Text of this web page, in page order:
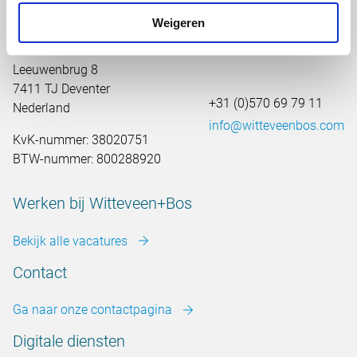
Weigeren
Hoofdkantoor Nederland
Leeuwenbrug 8
7411 TJ Deventer
Nederland
KvK-nummer: 38020751
BTW-nummer: 800288920
+31 (0)570 69 79 11
info@witteveenbos.com
Werken bij Witteveen+Bos
Bekijk alle vacatures
Contact
Ga naar onze contactpagina
Digitale diensten